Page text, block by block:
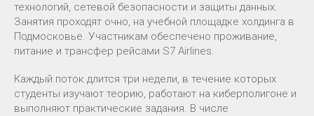
технологий, сетевой безопасности и защиты данных.
Занятия проходят очно, на учебной площадке холдинга в
Подмосковье. Участникам обеспечено проживание,
питание и трансфер рейсами S7 Airlines.
Каждый поток длится три недели, в течение которых
студенты изучают теорию, работают на киберполигоне и
выполняют практические задания. В числе